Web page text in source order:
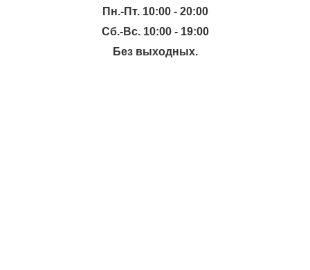
Пн.-Пт. 10:00 - 20:00
Сб.-Вс. 10:00 - 19:00
Без выходных.